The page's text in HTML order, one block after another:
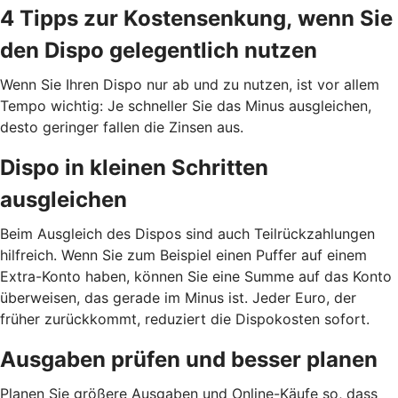
4 Tipps zur Kostensenkung, wenn Sie
den Dispo gelegentlich nutzen
Wenn Sie Ihren Dispo nur ab und zu nutzen, ist vor allem
Tempo wichtig: Je schneller Sie das Minus ausgleichen,
desto geringer fallen die Zinsen aus.
Dispo in kleinen Schritten
ausgleichen
Beim Ausgleich des Dispos sind auch Teilrückzahlungen
hilfreich. Wenn Sie zum Beispiel einen Puffer auf einem
Extra-Konto haben, können Sie eine Summe auf das Konto
überweisen, das gerade im Minus ist. Jeder Euro, der
früher zurückkommt, reduziert die Dispokosten sofort.
Ausgaben prüfen und besser planen
Planen Sie größere Ausgaben und Online-Käufe so, dass